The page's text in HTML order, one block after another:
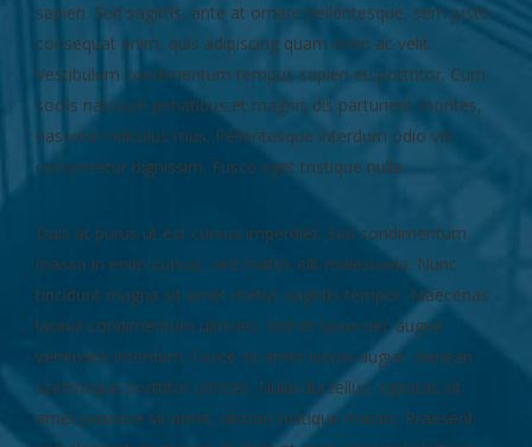
sapien. Sed sagittis, ante at ornare pellentesque, sem justo
consequat enim, quis adipiscing quam enim ac velit.
Vestibulum condimentum tempus sapien eu porttitor. Cum
sociis natoque penatibus et magnis dis parturient montes,
nascetur ridiculus mus. Pellentesque interdum odio vel
consectetur dignissim. Fusce eget tristique nulla.
Duis at purus ut est cursus imperdiet. Sed condimentum
massa in enim cursus, sed mattis elit malesuada. Nunc
tincidunt magna sit amet metus sagittis tempor. Maecenas
lacinia condimentum ultricies. Sed et lacus nec augue
venenatis interdum. Fusce sit amet luctus augue. Aenean
scelerisque porttitor ultrices. Nulla dui tellus, egestas sit
amet posuere sit amet, dictum tristique mauris. Praesent